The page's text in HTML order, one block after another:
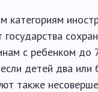
категориям
государства
с ребенком до
детей два или
также